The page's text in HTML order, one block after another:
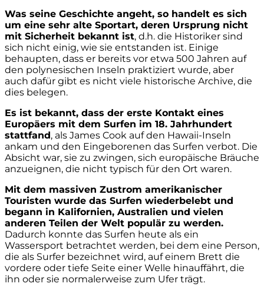
Was seine Geschichte angeht, so handelt es sich
um eine sehr alte Sportart, deren Ursprung nicht
mit Sicherheit bekannt ist, d.h. die Historiker sind
sich nicht einig, wie sie entstanden ist. Einige
behaupten, dass er bereits vor etwa 500 Jahren auf
den polynesischen Inseln praktiziert wurde, aber
auch dafür gibt es nicht viele historische Archive, die
dies belegen.
Es ist bekannt, dass der erste Kontakt eines
Europäers mit dem Surfen im 18. Jahrhundert
stattfand, als James Cook auf den Hawaii-Inseln
ankam und den Eingeborenen das Surfen verbot. Die
Absicht war, sie zu zwingen, sich europäische Bräuche
anzueignen, die nicht typisch für den Ort waren.
Mit dem massiven Zustrom amerikanischer
Touristen wurde das Surfen wiederbelebt und
begann in Kalifornien, Australien und vielen
anderen Teilen der Welt populär zu werden.
Dadurch konnte das Surfen heute als ein
Wassersport betrachtet werden, bei dem eine Person,
die als Surfer bezeichnet wird, auf einem Brett die
vordere oder tiefe Seite einer Welle hinauffährt, die
ihn oder sie normalerweise zum Ufer trägt.